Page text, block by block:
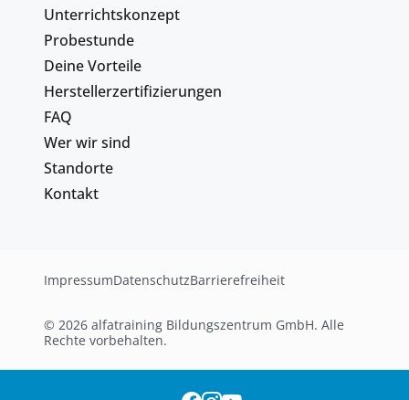
Unterrichtskonzept
Probestunde
Deine Vorteile
Herstellerzertifizierungen
FAQ
Wer wir sind
Standorte
Kontakt
ImpressumDatenschutzBarrierefreiheit
© 2026 alfatraining Bildungszentrum GmbH. Alle
Rechte vorbehalten.